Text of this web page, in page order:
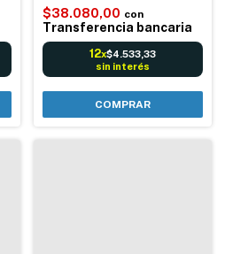
$38.080,00 con
Transferencia bancaria
12x$4.533,33
sin interés